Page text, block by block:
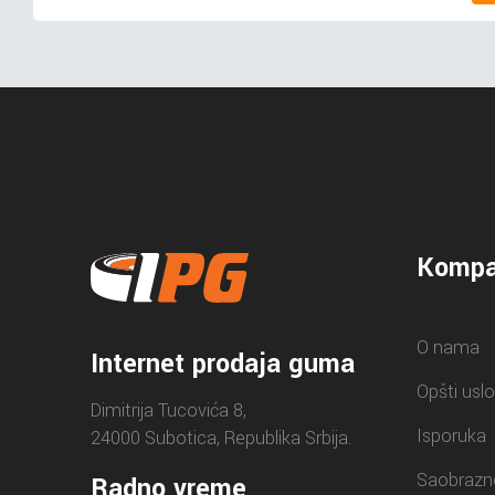
Internet prodaja guma
Dimitrija Tucovića 8,
24000 Subotica, Republika Srbija.
O nama
Opšti
Isporuka